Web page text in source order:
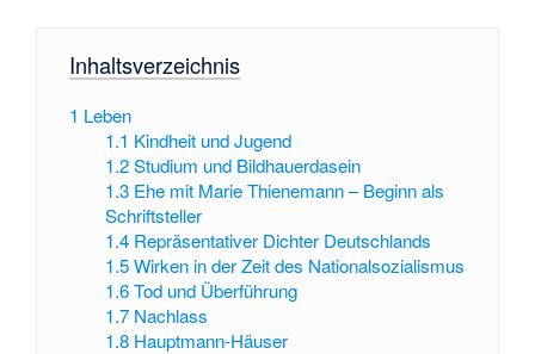
Inhaltsverzeichnis
1 Leben
1.1 Kindheit und Jugend
1.2 Studium und Bildhauerdasein
1.3 Ehe mit Marie Thienemann – Beginn als
Schriftsteller
1.4 Repräsentativer Dichter Deutschlands
1.5 Wirken in der Zeit des Nationalsozialismus
1.6 Tod und Überführung
1.7 Nachlass
1.8 Hauptmann-Häuser